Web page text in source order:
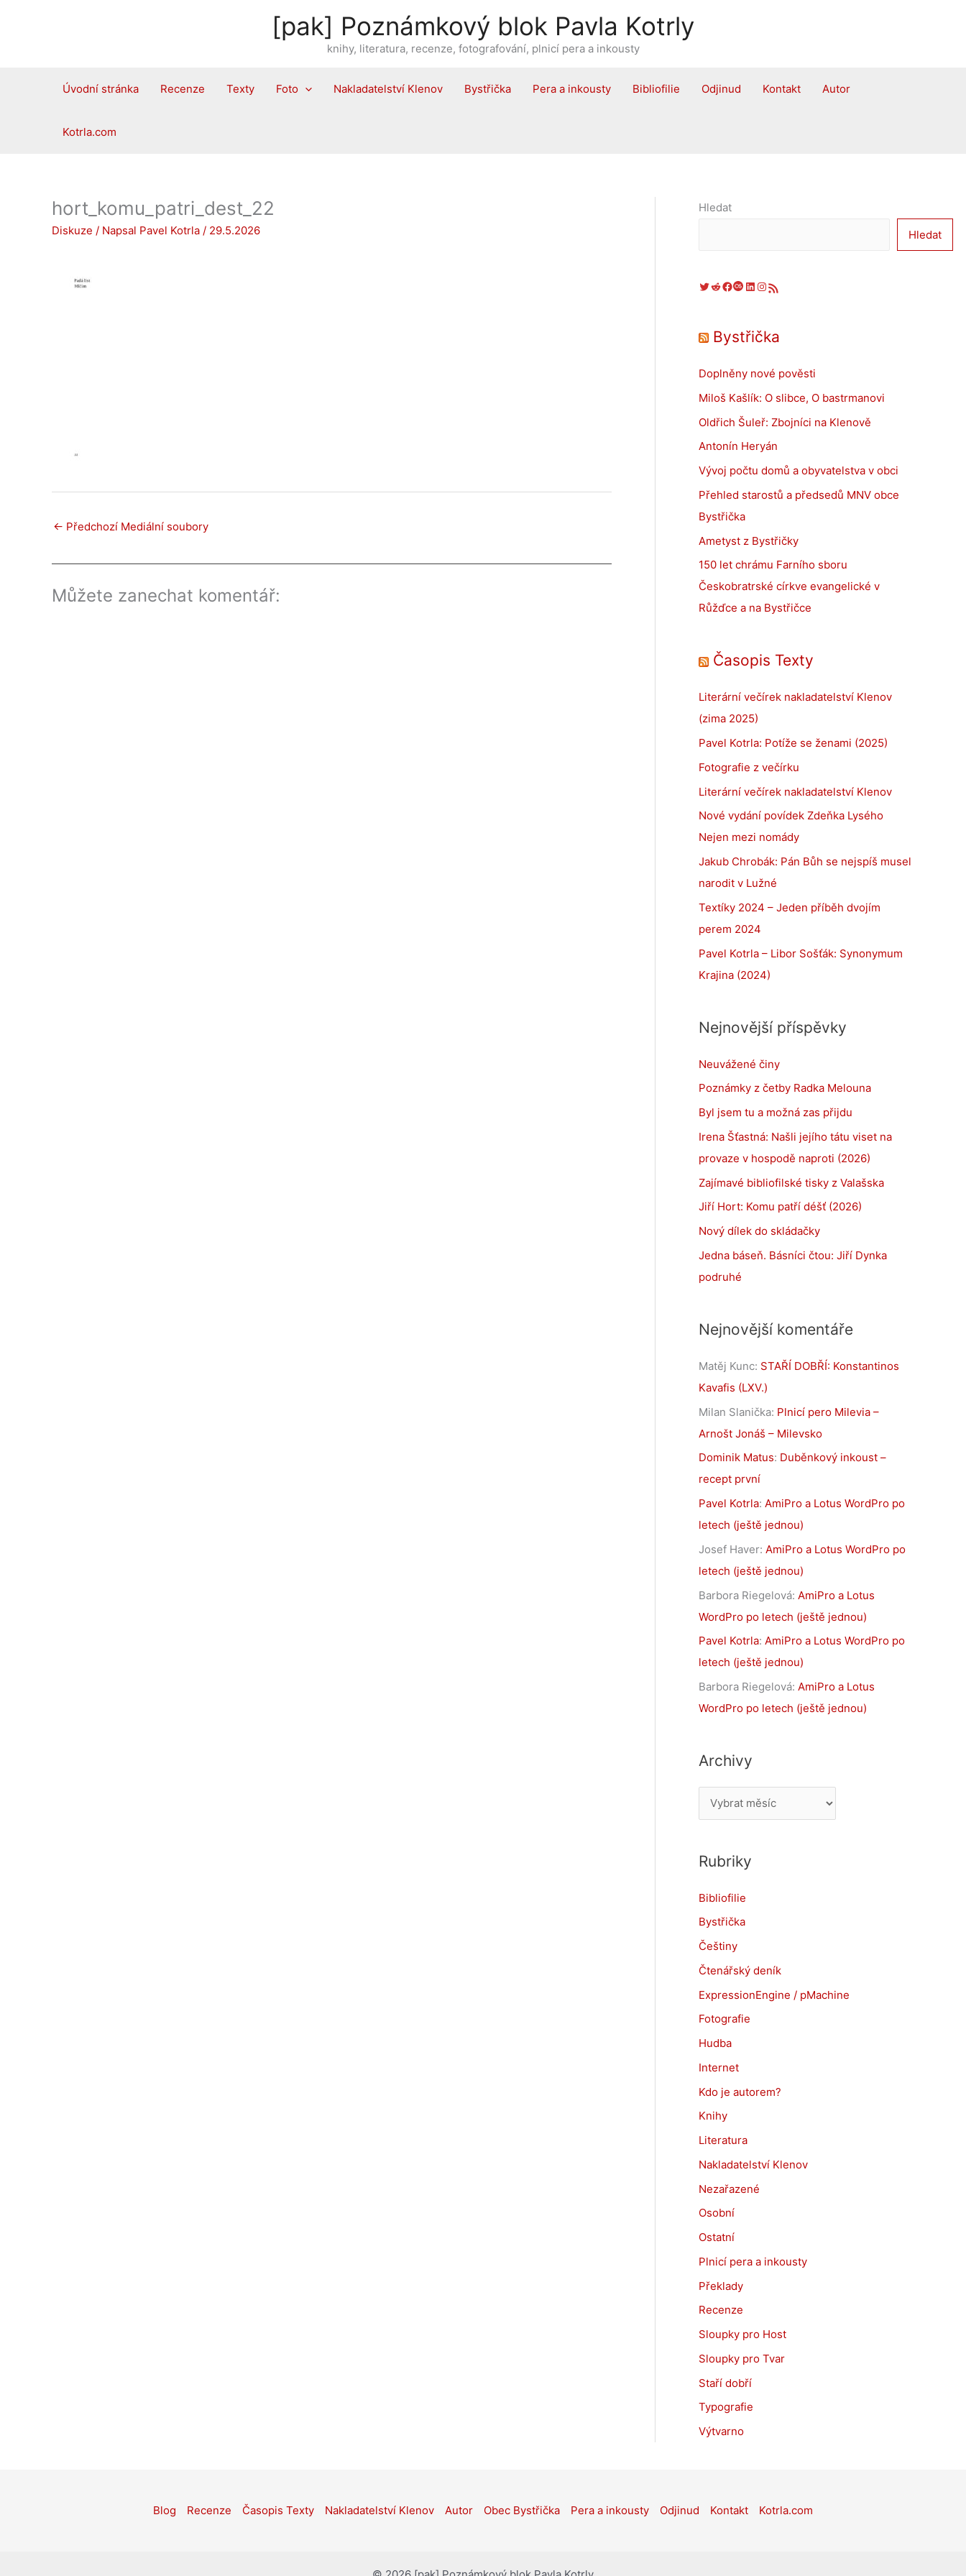
[pak] Poznámkový blok Pavla Kotrly
knihy, literatura, recenze, fotografování, plnicí pera a inkousty
Úvodní stránka Recenze Texty Foto Nakladatelství Klenov Bystřička Pera a inkousty Bibliofilie Odjinud Kontakt Autor
Kotrla.com
hort_komu_patri_dest_22
Diskuze / Napsal Pavel Kotrla / 29.5.2026
← Předchozí Mediální soubory
Můžete zanechat komentář:
Hledat
Hledat
Twitter Reddit Facebook Last.fm LinkedIn Instagram RSS zdroj
Bystřička
Doplněny nové pověsti
Miloš Kašlík: O slibce, O bastrmanovi
Oldřich Šuleř: Zbojníci na Klenově
Antonín Heryán
Vývoj počtu domů a obyvatelstva v obci
Přehled starostů a předsedů MNV obce
Bystřička
Ametyst z Bystřičky
150 let chrámu Farního sboru
Českobratrské církve evangelické v
Růžďce a na Bystřičce
Časopis Texty
Literární večírek nakladatelství Klenov
(zima 2025)
Pavel Kotrla: Potíže se ženami (2025)
Fotografie z večírku
Literární večírek nakladatelství Klenov
Nové vydání povídek Zdeňka Lysého
Nejen mezi nomády
Jakub Chrobák: Pán Bůh se nejspíš musel
narodit v Lužné
Textíky 2024 – Jeden příběh dvojím
perem 2024
Pavel Kotrla – Libor Sošťák: Synonymum
Krajina (2024)
Nejnovější příspěvky
Neuvážené činy
Poznámky z četby Radka Melouna
Byl jsem tu a možná zas přijdu
Irena Šťastná: Našli jejího tátu viset na
provaze v hospodě naproti (2026)
Zajímavé bibliofilské tisky z Valašska
Jiří Hort: Komu patří déšť (2026)
Nový dílek do skládačky
Jedna báseň. Básníci čtou: Jiří Dynka
podruhé
Nejnovější komentáře
Matěj Kunc: STAŘÍ DOBŘÍ: Konstantinos
Kavafis (LXV.)
Milan Slanička: Plnicí pero Milevia –
Arnošt Jonáš – Milevsko
Dominik Matus: Duběnkový inkoust –
recept první
Pavel Kotrla: AmiPro a Lotus WordPro po
letech (ještě jednou)
Josef Haver: AmiPro a Lotus WordPro po
letech (ještě jednou)
Barbora Riegelová: AmiPro a Lotus
WordPro po letech (ještě jednou)
Pavel Kotrla: AmiPro a Lotus WordPro po
letech (ještě jednou)
Barbora Riegelová: AmiPro a Lotus
WordPro po letech (ještě jednou)
Archivy
r
h
v
y
Rubriky
Bibliofilie
Bystřička
Češtiny
Čtenářský deník
ExpressionEngine / pMachine
Fotografie
Hudba
Internet
Kdo je autorem?
Knihy
Literatura
Nakladatelství Klenov
Nezařazené
Osobní
Ostatní
Plnicí pera a inkousty
Překlady
Recenze
Sloupky pro Host
Sloupky pro Tvar
Staří dobří
Typografie
Výtvarno
Blog Recenze Časopis Texty Nakladatelství Klenov Autor Obec Bystřička Pera a inkousty Odjinud Kontakt Kotrla.com